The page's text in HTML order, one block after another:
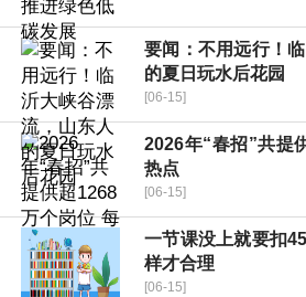
要闻：不用远行！
的夏日玩水后花园
[06-15]
2026年“春招”共提
热点
[06-15]
一节课没上就要扣
样才合理
[06-15]